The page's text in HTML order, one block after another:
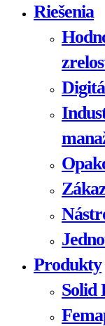
Menu
Riešenia
Produkty
Solid